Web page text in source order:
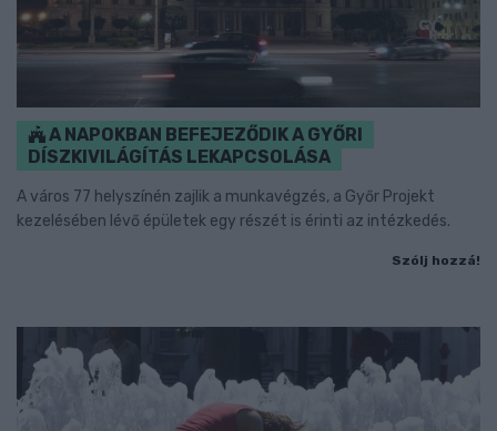
A NAPOKBAN BEFEJEZŐDIK A GYŐRI
DÍSZKIVILÁGÍTÁS LEKAPCSOLÁSA
A város 77 helyszínén zajlik a munkavégzés, a Győr Projekt
kezelésében lévő épületek egy részét is érinti az intézkedés.
Szólj hozzá!